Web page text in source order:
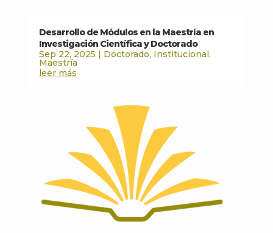
Desarrollo de Módulos en la Maestría en
Investigación Científica y Doctorado
Sep 22, 2025 | Doctorado, Institucional,
Maestría
leer más